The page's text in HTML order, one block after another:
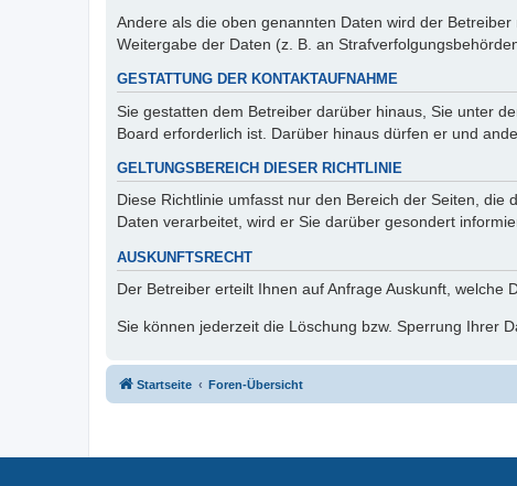
Andere als die oben genannten Daten wird der
Weitergabe der Daten (z. B. an
GESTATTUNG DER KONTAKTAUFNAHME
Sie gestatten dem Betreiber darüber hinaus, Sie unter
Board erforderlich ist. Darüber hinaus dürfen er und
GELTUNGSBEREICH DIESER RICHTLINIE
Diese Richtlinie umfasst nur den Bereich der Seiten,
Daten verarbeitet, wird er Sie darüber gesondert
AUSKUNFTSRECHT
Der Betreiber erteilt Ihnen auf Anfrage Auskunft, welche
Sie können jederzeit die Löschung bzw. Sperrung Ihrer
Startseite Foren-Übersicht